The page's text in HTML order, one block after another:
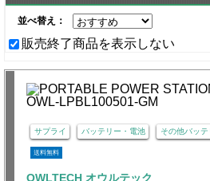
並べ替え：
販売終了商品を表示しない
サプライ バッテリー・電池 その他バッ
送料無料
OWLTECH オウルテック